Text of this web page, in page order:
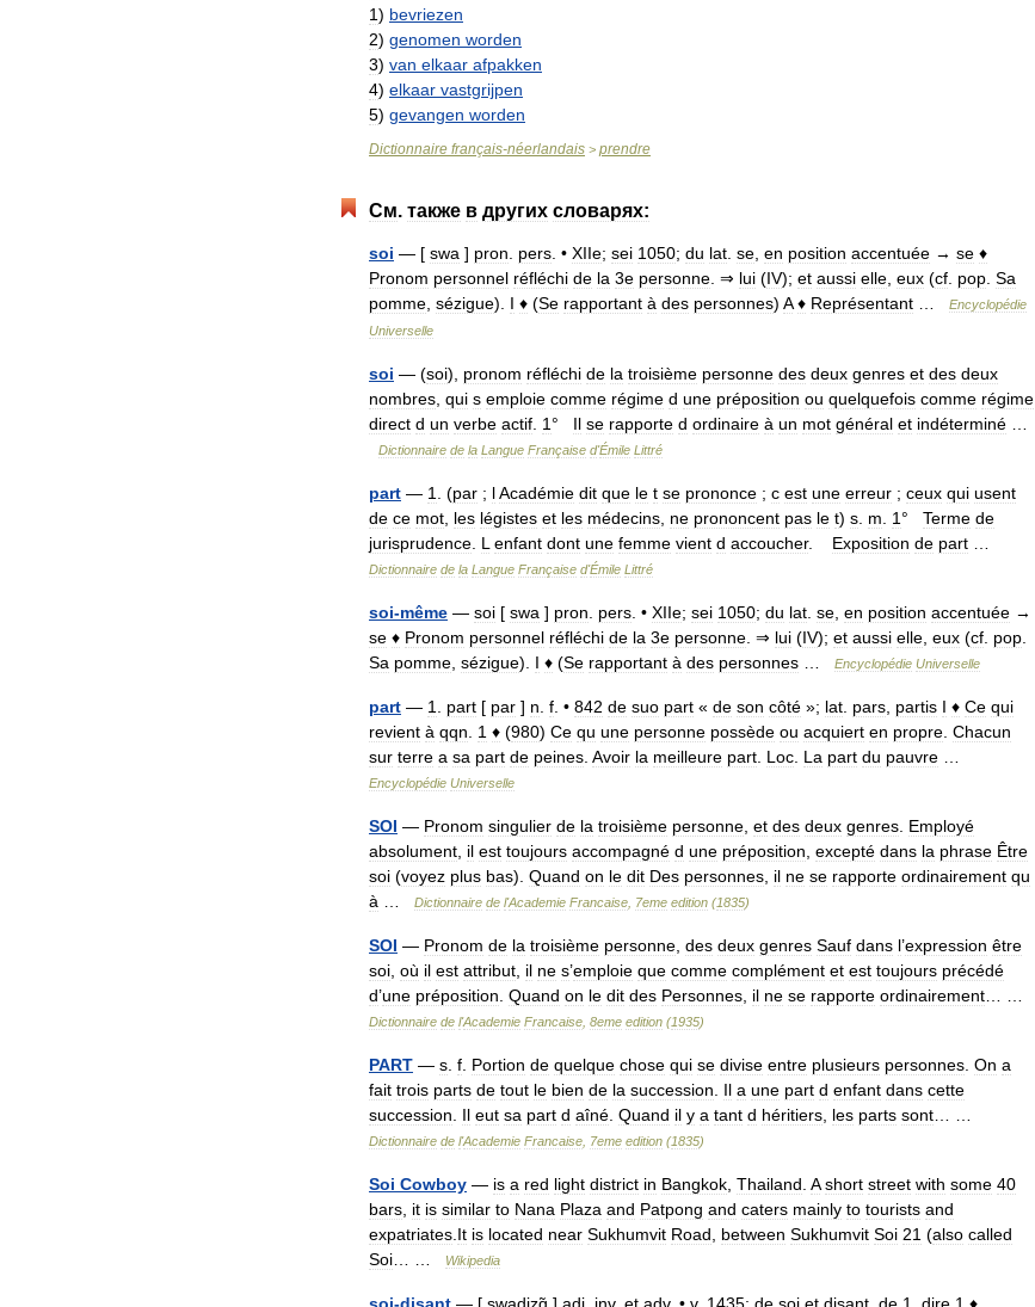
1) bevriezen
2) genomen worden
3) van elkaar afpakken
4) elkaar vastgrijpen
5) gevangen worden
Dictionnaire français-néerlandais > prendre
См. также в других словарях:
soi — [ swa ] pron pers . • XIIe; sei 1050; du lat se en position accentuée → se ♦
Pronom personnel réfléchi de la 3e personne . ⇒ lui (IV); et aussi elle eux (cf pop Sa
pomme sézigue). I ♦ (Se rapportant à des personnes) A ♦ Représentant
Encyclopédie
Universelle
soi — (soi), pronom réfléchi de la troisième personne des deux genres et des deux
nombres qui s emploie comme régime d une préposition ou quelquefois comme régime
direct d un verbe actif 1 ° Il se rapporte d ordinaire à un mot général et indéterminé
Dictionnaire de la Langue Française d'Émile Littré
part — 1 . (par ; lAcadémie dit que le t se prononce ; c est une erreur ; ceux qui usent
de ce mot les légistes et les médecins ne prononcent pas le t) s m 1 ° Terme de
jurisprudence L enfant dont une femme vient d accoucher. Exposition de part
Dictionnaire de la Langue Française d'Émile Littré
soi-même — soi [ swa ] pron pers . • XIIe; sei 1050; du lat se en position accentuée →
se ♦ Pronom personnel réfléchi de la 3e personne . ⇒ lui (IV); et aussi elle eux (cf pop
Sa pomme sézigue). I ♦ (Se rapportant à des personnes Encyclopédie Universelle
part — 1 part [ par ] n f . • 842 de suo part « de son côté »; lat pars partis I ♦ Ce qui
revient à qqn 1 ♦ (980) Ce qu une personne possède ou acquiert en propre Chacun
sur terre a sa part de peines Avoir la meilleure part Loc La part du pauvre
Encyclopédie Universelle
SOI — Pronom singulier de la troisième personne et des deux genres Employé
absolument il est toujours accompagné d une préposition excepté dans la phrase Être
soi (voyez plus bas). Quand on le dit Des personnes il ne se rapporte ordinairement qu
à
Dictionnaire de l'Academie Francaise 7eme edition (1835)
SOI — Pronom de la troisième personne des deux genres Sauf dans l’expression être
soi où il est attribut il ne s’emploie que comme complément et est toujours précédé
d’une préposition Quand on le dit des Personnes il ne se rapporte ordinairement
Dictionnaire de l'Academie Francaise 8eme edition (1935)
PART — s f Portion de quelque chose qui se divise entre plusieurs personnes On a
fait trois parts de tout le bien de la succession Il a une part d enfant dans cette
succession
Il eut sa part d aîné Quand il y a tant d héritiers les parts sont
Dictionnaire de l'Academie Francaise 7eme edition (1835)
Soi Cowboy — is a red light district in Bangkok Thailand A short street with some 40
bars it is similar to Nana Plaza and Patpong and caters mainly to tourists and
expatriates It is located near Sukhumvit Road between Sukhumvit Soi 21 (also called
Soi
Wikipedia